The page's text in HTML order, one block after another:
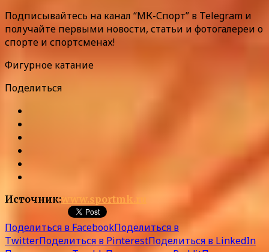
Подписывайтесь на канал “МК-Спорт” в Telegram и
получайте первыми новости, статьи и фотогалереи о
спорте и спортсменах!
Фигурное катание
Поделиться
Источник:www.sportmk.ru
Поделиться в FacebookПоделиться в
TwitterПоделиться в PinterestПоделиться в LinkedIn